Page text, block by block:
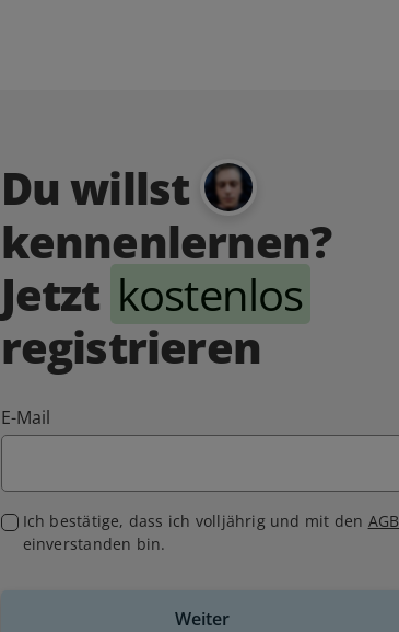
Du willst
kennenlernen?
Jetzt kostenlos
registrieren
E-Mail
Ich bestätige, dass ich volljährig und mit den AGB
einverstanden bin.
Weiter